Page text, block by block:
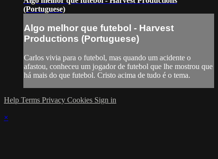
(Portuguese)
Algo melhor que futebol - Harvest
Productions (Portuguese)
Carlos vivia para o futebol, mas quando um acidente o
afastou, conheceu um jogador de futebol que lhe mostrou que
há mais do que futebol. Cristo acima de tudo é o tema.
Help Terms Privacy Cookies Sign in
×